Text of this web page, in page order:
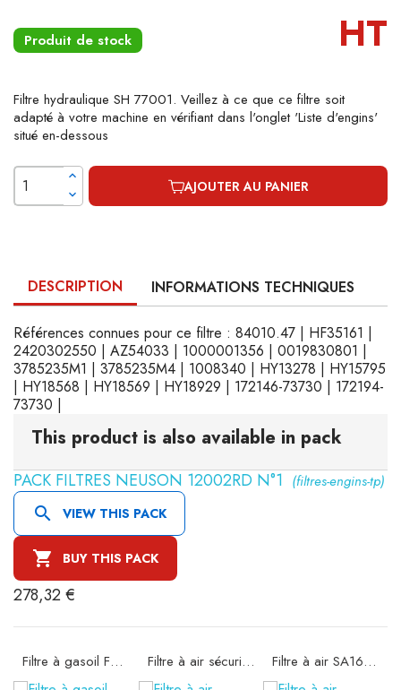
Produit de stock HT
Filtre hydraulique SH 77001. Veillez à ce que ce filtre soit
adapté à votre machine en vérifiant dans l'onglet 'Liste d'engins'
situé en-dessous
AJOUTER AU PANIER
DESCRIPTION INFORMATIONS TECHNIQUES
Références connues pour ce filtre : 84010.47 | HF35161 |
2420302550 | AZ54033 | 1000001356 | 0019830801 |
3785235M1 | 3785235M4 | 1008340 | HY13278 | HY15795
| HY18568 | HY18569 | HY18929 | 172146-73730 | 172194-
73730 |
This product is also available in pack
PACK FILTRES NEUSON 12002RD N°1 (filtres-engins-tp)
 VIEW THIS PACK
 BUY THIS PACK
278,32 €
Filtre à gasoil FT7219 Filtre à air sécurité SA16302 Filtre à air SA16580